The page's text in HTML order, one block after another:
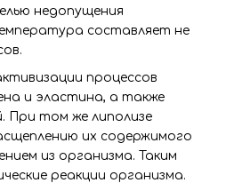
недопущения
составляет не
процессов
и эластина, а также
При том же липолизе
их содержимого
из организма. Таким
реакции организма.